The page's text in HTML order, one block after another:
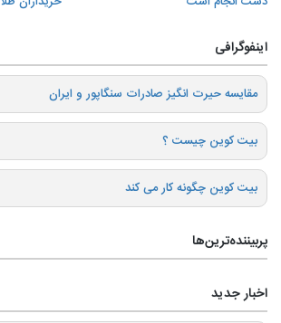
اینفوگرافی
️مقایسه حیرت انگیز صادرات سنگاپور و ایران
بیت کوین چیست ؟
بیت کوین چگونه کار می کند
پربیننده‌ترین‌ها
اخبار جدید